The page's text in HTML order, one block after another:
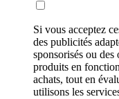
Si vous acceptez
des publicités
sponsorisés ou
produits en
achats, tout en
utilisons les